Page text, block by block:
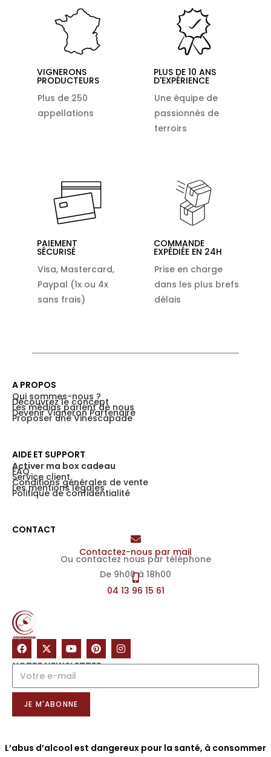
VIGNERONS
PRODUCTEURS
Plus de 250
appellations
PLUS DE 10 ANS
D'EXPÉRIENCE
Une équipe de
passionnés de
terroirs
PAIEMENT
SÉCURISÉ
Visa, Mastercard,
Paypal (1x ou 4x
sans frais)
COMMANDE
EXPÉDIÉE EN 24H
Prise en charge
dans les plus brefs
délais
NOTRE NEWSLETTER
JE M'ABONNE
CONTACT
Contactez-nous par mail
Ou contactez nous par téléphone
De 9h00 à 18h00
04 13 96 15 61
AIDE ET SUPPORT
Activer ma box cadeau
FAQ
Service client
Conditions générales de vente
Les mentions légales
Politique de confidentialité
A PROPOS
Qui sommes-nous ?
Découvrez le concept
Les médias parlent de nous
Devenir Vigneron Partenaire
Proposer une Vinescapade
L’abus d’alcool est dangereux pour la santé, à consommer